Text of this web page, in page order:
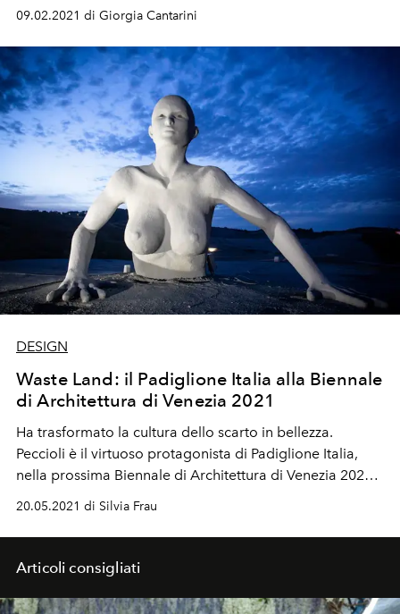
09.02.2021 di Giorgia Cantarini
DESIGN
Waste Land: il Padiglione Italia alla Biennale
di Architettura di Venezia 2021
Ha trasformato la cultura dello scarto in bellezza.
Peccioli è il virtuoso protagonista di Padiglione Italia,
nella prossima Biennale di Architettura di Venezia 2021.
20.05.2021 di Silvia Frau
Articoli consigliati